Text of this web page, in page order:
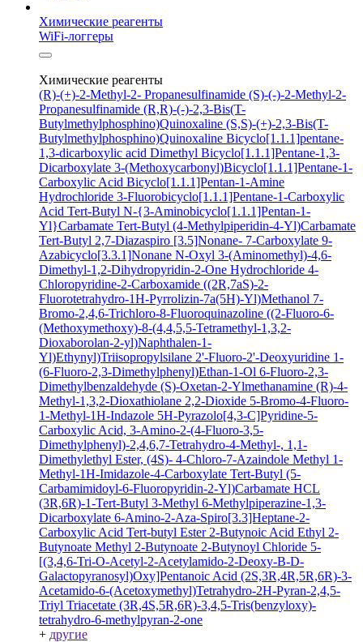
Химические реагенты
WiFi-логгеры
Химические реагенты
(R)-(+)-2-Methyl-2- Propanesulfinamide (S)-(-)-2-Methyl-2-
Propanesulfinamide (R,R)-(-)-2,3-Bis(T-
Butylmethylphosphino)Quinoxaline (S,S)-(+)-2,3-Bis(T-
Butylmethylphosphino)Quinoxaline Bicyclo[1.1.1]pentane-
1,3-dicarboxylic acid Dimethyl Bicyclo[1.1.1]Pentane-1,3-
Dicarboxylate 3-(Methoxycarbonyl)Bicyclo[1.1.1]Pentane-1-
Carboxylic Acid Bicyclo[1.1.1]Pentan-1-Amine
Hydrochloride 3-Fluorobicyclo[1.1.1]Pentane-1-Carboxylic
Acid Tert-Butyl N-{3-Aminobicyclo[1.1.1]Pentan-1-
Yl}Carbamate Tert-Butyl (4-Methylpiperidin-4-Yl)Carbamate
Tert-Butyl 2,7-Diazaspiro [3.5]Nonane- 7-Carboxylate 9-
Azabicyclo[3.3.1]Nonane N-Oxyl 3-(Aminomethyl)-4,6-
Dimethyl-1,2-Dihydropyridin-2-One Hydrochloride 4-
Chloropyridine-2-Carboxamide ((2R,7aS)-2-
Fluorotetrahydro-1H-Pyrrolizin-7a(5H)-Yl)Methanol 7-
Bromo-2,4,6-Trichloro-8-Fluoroquinazoline ((2-Fluoro-6-
(Methoxymethoxy)-8-(4,4,5,5-Tetramethyl-1,3,2-
Dioxaborolan-2-yl)Naphthalen-1-
Yl)Ethynyl)Triisopropylsilane 2'-Fluoro-2'-Deoxyuridine 1-
(6-Fluoro-2,3-Dimethylphenyl)Ethan-1-Ol 6-Fluoro-2,3-
Dimethylbenzaldehyde (S)-Oxetan-2-Ylmethanamine (R)-4-
Methyl-1,3,2-Dioxathiolane 2,2-Dioxide 5-Bromo-4-Fluoro-
1-Methyl-1H-Indazole 5H-Pyrazolo[4,3-C]Pyridine-5-
Carboxylic Acid, 3-Amino-2-(4-Fluoro-3,5-
Dimethylphenyl)-2,4,6,7-Tetrahydro-4-Methyl-, 1,1-
Dimethylethyl Ester, (4S)- 4-Chloro-7-Azaindole Methyl 1-
Methyl-1H-Imidazole-4-Carboxylate Tert-Butyl (5-
Carbamimidoyl-6-Fluoropyridin-2-Yl)Carbamate HCL
(3R,6R)-1-Tert-Butyl 3-Methyl 6-Methylpiperazine-1,3-
Dicarboxylate 6-Amino-2-Aza-Spiro[3.3]Heptane-2-
Carboxylic Acid Tert-butyl Ester 2-Butynoic Acid Ethyl 2-
Butynoate Methyl 2-Butynoate 2-Butynoyl Chloride 5-
[(3,4,6-Tri-O-Acetyl-2-Acetylamido-2-Deoxy-B-D-
Galactopyranosyl)Oxy]Pentanoic Acid (2S,3R,4R,5R,6R)-3-
Acetamido-6-(Acetoxymethyl)Tetrahydro-2H-Pyran-2,4,5-
Triyl Triacetate (3R,4S,5R,6R)-3,4,5-Tris(benzyloxy)-
tetrahydro-6-methylpyran-2-one
+ другие